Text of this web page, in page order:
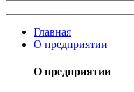
Главная
О предприятии
О предприятии